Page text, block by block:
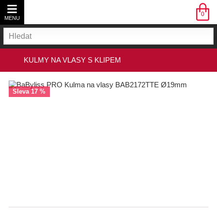
MENU
0
PÉČE O VLASY
Všechny Péče o vlasy
Žehličky na vlasy
KULMY NA VLASY S KLIPEM
sleva 17 %